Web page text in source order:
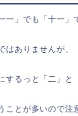
一」でも「十一」
はありませんが、
するっと「二」と
ことが多いので注